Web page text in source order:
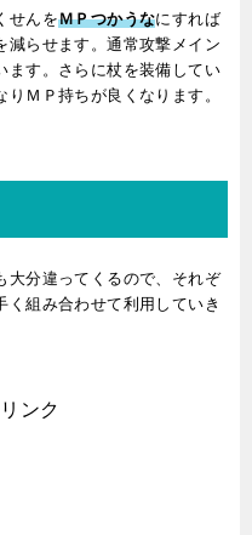
せんをＭＰつかうなにすれば
減らせます。通常攻撃メイン
ます。さらに杖を装備してい
ＭＰ持ちが良くなります。
大分違ってくるので、それぞ
組み合わせて利用していき
ンク